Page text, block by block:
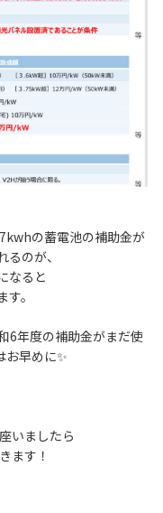
の蓄電池の補助金が
のが、
なると
。
6年度の補助金がまだ使
お早めに✨
いましたら
ます！